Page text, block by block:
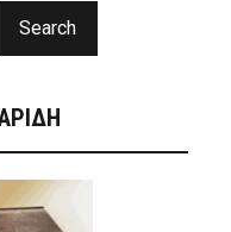
Search